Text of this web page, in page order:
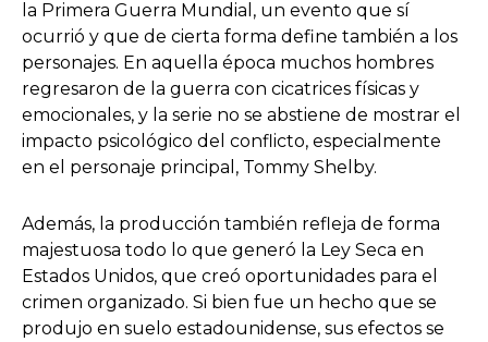
la Primera Guerra Mundial, un evento que sí
ocurrió y que de cierta forma define también a los
personajes. En aquella época muchos hombres
regresaron de la guerra con cicatrices físicas y
emocionales, y la serie no se abstiene de mostrar el
impacto psicológico del conflicto, especialmente
en el personaje principal, Tommy Shelby.
Además, la producción también refleja de forma
majestuosa todo lo que generó la Ley Seca en
Estados Unidos, que creó oportunidades para el
crimen organizado. Si bien fue un hecho que se
produjo en suelo estadounidense, sus efectos se